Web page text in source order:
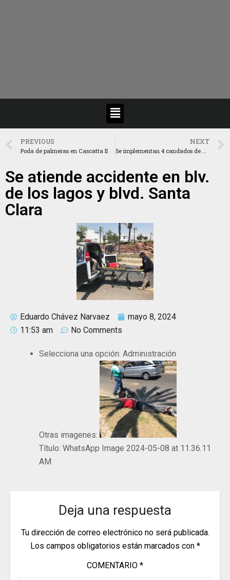
PREVIOUS
Poda de palmeras en Cascatta II
NEXT
Se implementan 4 candados de alta seguridad.
Se atiende accidente en blv.
de los lagos y blvd. Santa
Clara
Eduardo Chávez Narvaez
mayo 8, 2024
11:53 am
No Comments
Selecciona una opción: Administración
Otras imagenes:
Título: WhatsApp Image 2024-05-08 at 11.36.11
AM
Deja una respuesta
Tu dirección de correo electrónico no será publicada.
Los campos obligatorios están marcados con *
COMENTARIO *